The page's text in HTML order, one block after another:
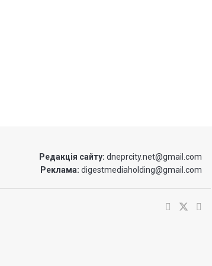
Редакція сайту: dneprcity.net@gmail.com
Реклама: digestmediaholding@gmail.com